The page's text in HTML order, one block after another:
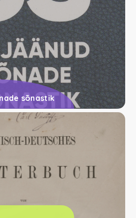
sõnastik